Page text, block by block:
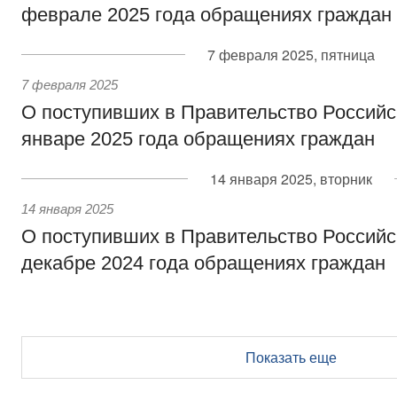
феврале 2025 года обращениях граждан
7 февраля 2025, пятница
7 февраля 2025
О поступивших в Правительство
январе 2025 года обращениях граждан
14 января 2025, вторник
14 января 2025
О поступивших в Правительство
декабре 2024 года обращениях граждан
Показать еще